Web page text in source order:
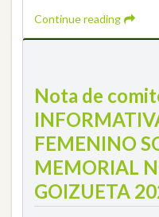
Continue reading
Nota de
FEMENINO
MEMORIAL
GOIZUETA